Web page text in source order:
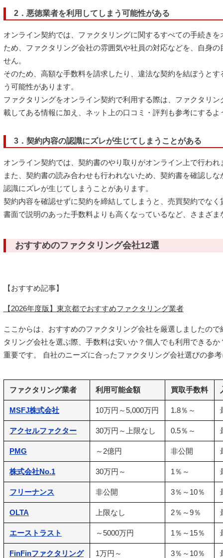
2．悪徳業者を利用してしまう可能性がある
オンライン契約では、ファクタリングに関するすべての手続き
ため、ファクタリング会社の雰囲気や社員の対応などを、自身
せん。
そのため、高額な手数料を請求したり、違法な契約を結ぼうと
う可能性があります。
ファクタリングをオンライン契約で利用する際は、ファクタリ
載してある情報に加え、ネット上の口コミ・評判も参考にするよ
3．契約内容の認識にズレが生じてしまうことがある
オンライン契約では、契約書のやり取りがオンライン上で行われ
また、契約書の読み合わせも行われないため、契約書を確認し
認識にズレが生じてしまうことがあります。
契約内容を確認せずに契約を締結してしまうと、売買契約でな
書面で説明のあった手数料よりも高くなっているなど、さまざ
おすすめのファクタリング会社12選
【おすすめ記事】
【2026年度版】東京都でおすすめファクタリング業者
ここからは、おすすめのファクタリング会社を厳選しましたの
タリング会社を選ぶ際、手数料は安いか？個人でも利用できる
重要です。 自社のニーズに合ったファクタリング会社選びの参
ファクタリング業者 利用可能金額 買取手数料
MSFJ株式会社 10万円～5,000万円 1.8％～
アクセルファクター 30万円～上限なし 0.5％～
PMG ～2億円 非公開
株式会社No.1 30万円～ 1％～
フリーナンス 非公開 3％～10％
OLTA 上限なし 2％～9％
エーストラスト ～5000万円 1％～15％
FinFinファクタリング 1万円～ 3％～10％